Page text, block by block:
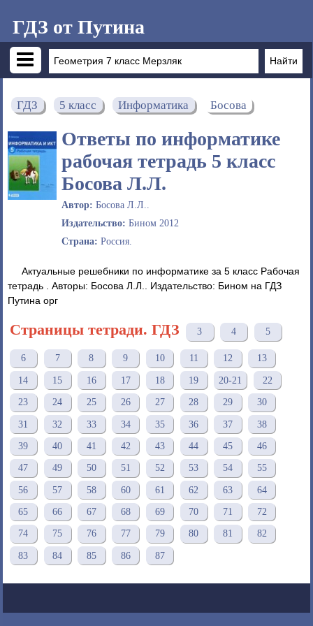
ГДЗ от Путина
ГДЗ 5 класс Информатика Босова
Ответы по информатике
рабочая тетрадь 5 класс
Босова Л.Л.
Автор: Босова Л.Л..
Издательство: Бином 2012
Страна: Россия.
Актуальные решебники по информатике за 5 класс Рабочая
тетрадь . Авторы: Босова Л.Л.. Издательство: Бином на ГДЗ
Путина орг
Страницы тетради. ГДЗ 3 4 5
6 7 8 9 10 11 12 13
14 15 16 17 18 19 20-21 22
23 24 25 26 27 28 29 30
31 32 33 34 35 36 37 38
39 40 41 42 43 44 45 46
47 49 50 51 52 53 54 55
56 57 58 60 61 62 63 64
65 66 67 68 69 70 71 72
74 75 76 77 79 80 81 82
83 84 85 86 87